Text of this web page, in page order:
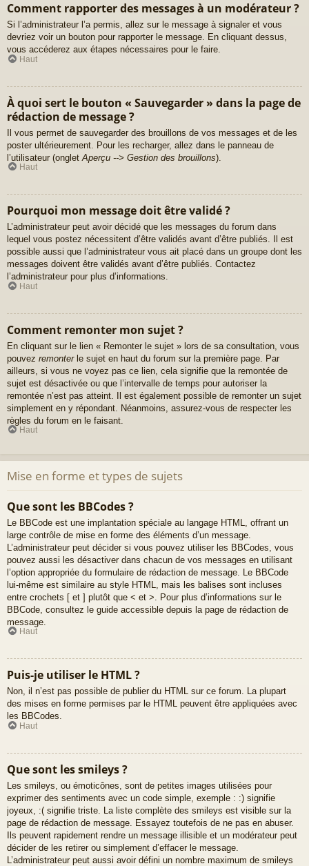
Comment rapporter des messages à un modérateur ?
Si l’administrateur l’a permis, allez sur le message à signaler et vous
devriez voir un bouton pour rapporter le message. En cliquant dessus,
vous accéderez aux étapes nécessaires pour le faire.
Haut
À quoi sert le bouton « Sauvegarder » dans la page de
rédaction de message ?
Il vous permet de sauvegarder des brouillons de vos messages et de les
poster ultérieurement. Pour les recharger, allez dans le panneau de
l’utilisateur (onglet Aperçu --> Gestion des brouillons).
Haut
Pourquoi mon message doit être validé ?
L’administrateur peut avoir décidé que les messages du forum dans
lequel vous postez nécessitent d’être validés avant d’être publiés. Il est
possible aussi que l’administrateur vous ait placé dans un groupe dont les
messages doivent être validés avant d’être publiés. Contactez
l’administrateur pour plus d’informations.
Haut
Comment remonter mon sujet ?
En cliquant sur le lien « Remonter le sujet » lors de sa consultation, vous
pouvez remonterle sujet en haut du forum sur la première page. Par
ailleurs, si vous ne voyez pas ce lien, cela signifie que la remontée de
sujet est désactivée ou que l’intervalle de temps pour autoriser la
remontée n’est pas atteint. Il est également possible de remonter un sujet
simplement en y répondant. Néanmoins, assurez-vous de respecter les
règles du forum en le faisant.
Haut
Mise en forme et types de sujets
Que sont les BBCodes ?
Le BBCode est une implantation spéciale au langage HTML, offrant un
large contrôle de mise en forme des éléments d’un message.
L’administrateur peut décider si vous pouvez utiliser les BBCodes, vous
pouvez aussi les désactiver dans chacun de vos messages en utilisant
l’option appropriée du formulaire de rédaction de message. Le BBCode
lui-même est similaire au style HTML, mais les balises sont incluses
entre crochets [ et ] plutôt que < et >. Pour plus d’informations sur le
BBCode, consultez le guide accessible depuis la page de rédaction de
message.
Haut
Puis-je utiliser le HTML ?
Non, il n’est pas possible de publier du HTML sur ce forum. La plupart
des mises en forme permises par le HTML peuvent être appliquées avec
les BBCodes.
Haut
Que sont les smileys ?
Les smileys, ou émoticônes, sont de petites images utilisées pour
exprimer des sentiments avec un code simple, exemple : :) signifie
joyeux, :( signifie triste. La liste complète des smileys est visible sur la
page de rédaction de message. Essayez toutefois de ne pas en abuser.
Ils peuvent rapidement rendre un message illisible et un modérateur peut
décider de les retirer ou simplement d’effacer le message.
L’administrateur peut aussi avoir défini un nombre maximum de smileys